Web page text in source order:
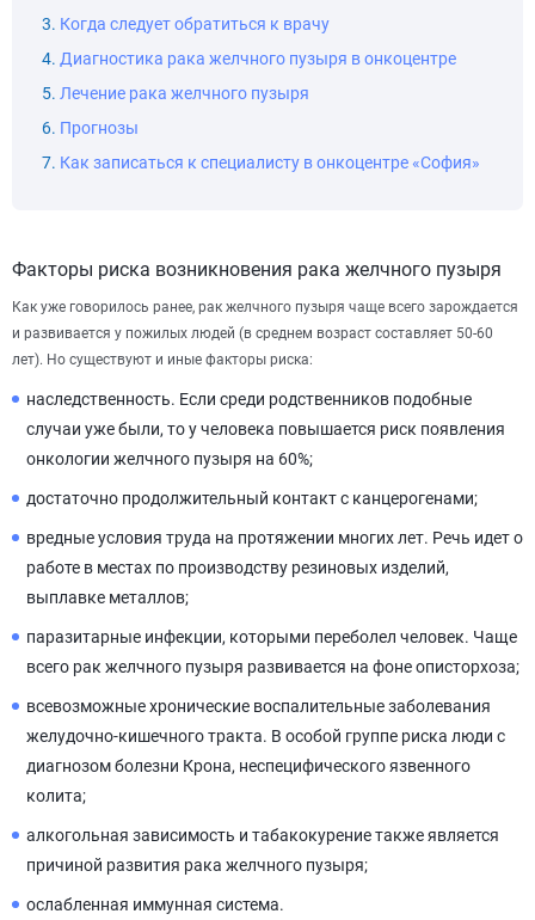
Когда следует обратиться к врачу
Диагностика рака желчного пузыря в онкоцентре
Лечение рака желчного пузыря
Прогнозы
Как записаться к специалисту в онкоцентре «София»
Факторы риска возникновения рака желчного пузыря
Как уже говорилось ранее, рак желчного пузыря чаще всего зарождается
и развивается у пожилых людей (в среднем возраст составляет 50-60
лет). Но существуют и иные факторы риска:
наследственность. Если среди родственников подобные
случаи уже были, то у человека повышается риск появления
онкологии желчного пузыря на 60%;
достаточно продолжительный контакт с канцерогенами;
вредные условия труда на протяжении многих лет. Речь идет о
работе в местах по производству резиновых изделий,
выплавке металлов;
паразитарные инфекции, которыми переболел человек. Чаще
всего рак желчного пузыря развивается на фоне описторхоза;
всевозможные хронические воспалительные заболевания
желудочно-кишечного тракта. В особой группе риска люди с
диагнозом болезни Крона, неспецифического язвенного
колита;
алкогольная зависимость и табакокурение также является
причиной развития рака желчного пузыря;
ослабленная иммунная система.